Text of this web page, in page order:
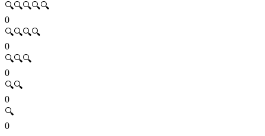
🔍🔍🔍🔍🔍
0
🔍🔍🔍🔍
0
🔍🔍🔍
0
🔍🔍
0
🔍
0